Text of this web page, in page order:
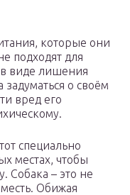
которые они
подходят для
в виде лишения
о своём
вред его
специально
местах, чтобы
Собака – это не
месть. Обижая